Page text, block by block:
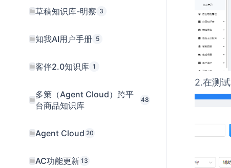
草稿知识库-明察 3
知我AI用户手册 5
客伴2.0知识库 1
多策（Agent Cloud）跨平
台商品知识库
48
Agent Cloud 20
AC功能更新 13
2.在测